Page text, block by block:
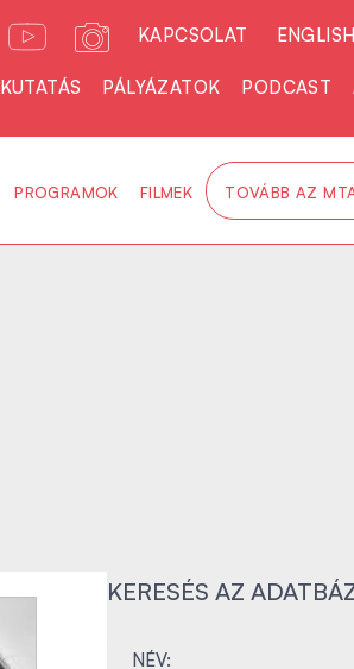
KAPCSOLAT ENGLISH
KUTATÁS PÁLYÁZATOK PODCAST
PROGRAMOK FILMEK TOVÁBB AZ
KERESÉS AZ
NÉV: